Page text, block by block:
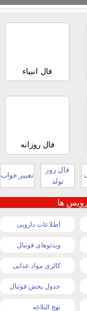
فال انبیاء
فال روزانه
فال روز
تولد
تعبیر خواب
ها
اطلاعات دارویی
ویدئوهای فوتبال
کالری مواد غذایی
جدول پخش فوتبال
نهج البلاغه